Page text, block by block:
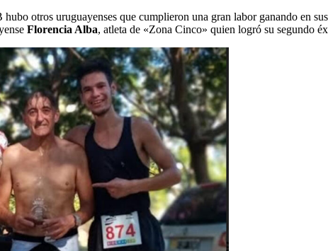
otros uruguayenses que cumplieron una gran labor ganando en
Florencia Alba, atleta de «Zona Cinco» quien logró su segundo